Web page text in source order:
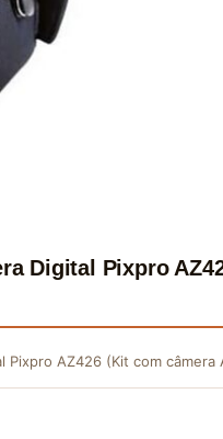
Digital Pixpro
Pixpro AZ426 (Kit com